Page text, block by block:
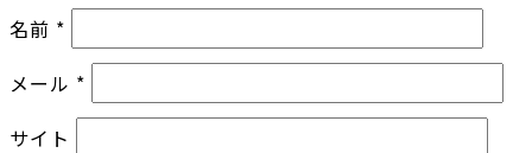
名前 *
メール *
サイト